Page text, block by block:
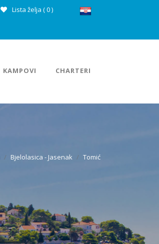
Lista želja (0)
KAMPOVI CHARTERI
Bjelolasica - Jasenak Tomić